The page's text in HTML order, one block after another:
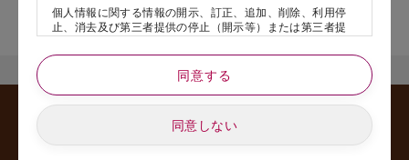
個人情報に関する情報の開示、訂正、追加、削除、利用停
止、消去及び第三者提供の停止（開示等）または第三者提
供記録の開示、若しくは利用目的の通知等（以下、「開示
等の請求」といいます）のご請求があった場合または苦情
のお申し出があった場合には、請求者がご本人であること
あるいは正式な代理人として認められる方であることを確
認させていただいたうえで、特別な理由のない限り合理的
5. 個人情報の安全管理のために講じた措置について
同意する
同意しない
店舗サービスに関するお問い合わせにつきましては、内容欄に『店
舗名』を記載いただけますと幸いです。